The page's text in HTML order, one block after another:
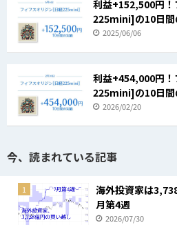
利益+152,500円
225mini]の10日間
2025/06/06
利益+454,000円
225mini]の10日間
2026/02/20
今、読まれている記事
1
海外投資家は
月第4週
2026/07/30